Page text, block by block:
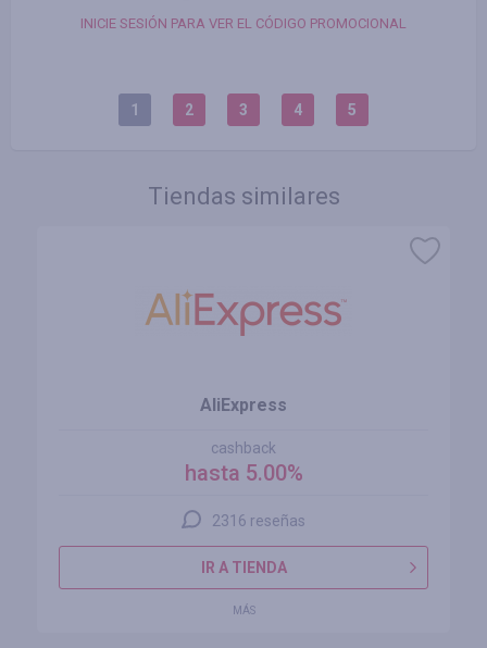
INICIE SESIÓN PARA VER EL CÓDIGO PROMOCIONAL
1 2 3 4 5
Tiendas similares
AliExpress
cashback
hasta 5.00%
2316 reseñas
IR A TIENDA
MÁS